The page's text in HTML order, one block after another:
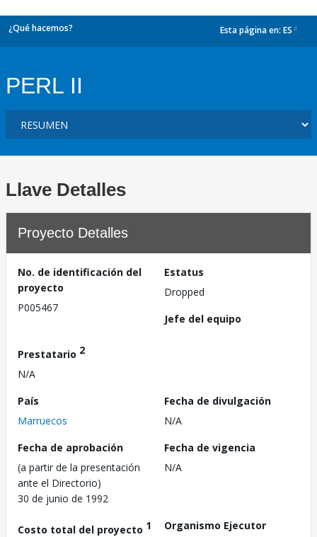
¿Qué hacemos? Esta página en: ES
PERL II
Llave Detalles
Proyecto Detalles
No. de identificación del
proyecto
P005467
Estatus
Dropped
Jefe del equipo
Prestatario 2
N/A
País
Marruecos
Fecha de divulgación
N/A
Fecha de aprobación
(a partir de la presentación
ante el Directorio)
30 de junio de 1992
Fecha de vigencia
N/A
Costo total del proyecto 1
Organismo Ejecutor